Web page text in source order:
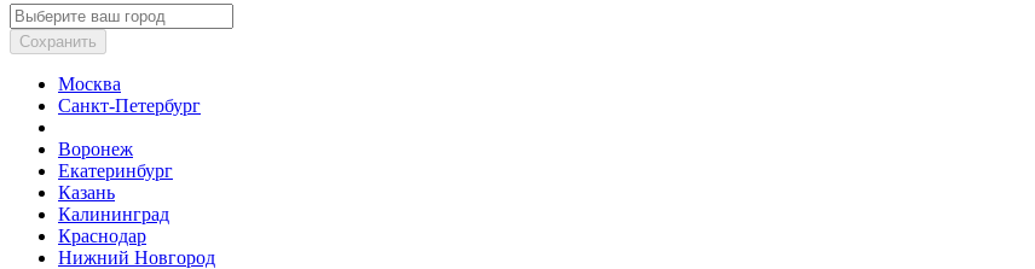
Сохранить
Москва
Санкт-Петербург
Воронеж
Екатеринбург
Казань
Калининград
Краснодар
Нижний Новгород